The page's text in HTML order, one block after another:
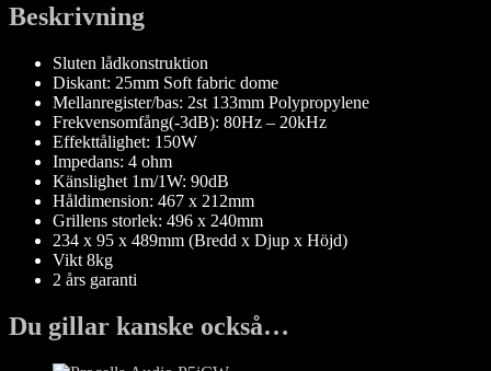
Beskrivning
Sluten lådkonstruktion
Diskant: 25mm Soft fabric dome
Mellanregister/bas: 2st 133mm Polypropylene
Frekvensomfång(-3dB): 80Hz – 20kHz
Effekttålighet: 150W
Impedans: 4 ohm
Känslighet 1m/1W: 90dB
Håldimension: 467 x 212mm
Grillens storlek: 496 x 240mm
234 x 95 x 489mm (Bredd x Djup x Höjd)
Vikt 8kg
2 års garanti
Du gillar kanske också…